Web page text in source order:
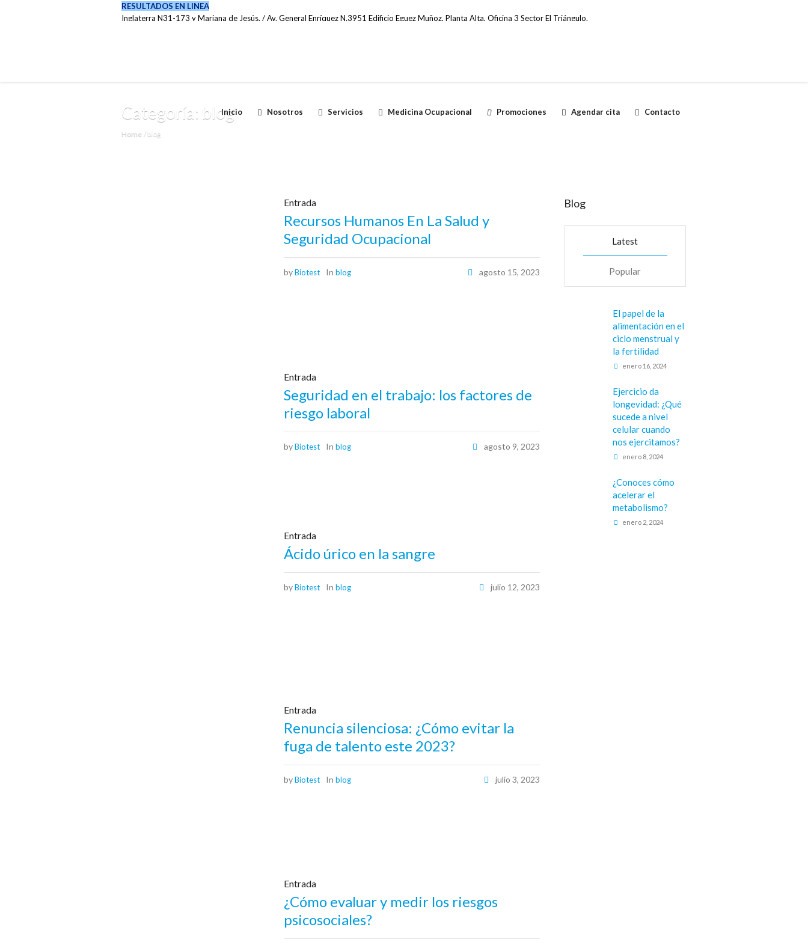
RESULTADOS EN LINEA
Inglaterra N31-173 y Mariana de Jesús. / Av. General Enríquez N.3951 Edificio Eguez Muñoz, Planta Alta, Oficina 3 Sector El Triángulo.
Inicio Nosotros Servicios Medicina Ocupacional Promociones Agendar cita Contacto
Categoría: blog
Home / blog
Entrada
Recursos Humanos En La Salud y
Seguridad Ocupacional
agosto 15, 2023
byBiotest In blog
Entrada
Seguridad en el trabajo: los factores de
riesgo laboral
agosto 9, 2023
byBiotest In blog
Entrada
Ácido úrico en la sangre
julio 12, 2023
byBiotest In blog
Entrada
Renuncia silenciosa: ¿Cómo evitar la
fuga de talento este 2023?
julio 3, 2023
byBiotest In blog
Entrada
¿Cómo evaluar y medir los riesgos
psicosociales?
Blog
Latest
Popular
El papel de la
alimentación en el
ciclo menstrual y
la fertilidad
enero 16, 2024
Ejercicio da
longevidad: ¿Qué
sucede a nivel
celular cuando
nos ejercitamos?
enero 8, 2024
¿Conoces cómo
acelerar el
metabolismo?
enero 2, 2024